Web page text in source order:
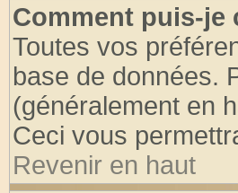
Comment puis-je
Toutes vos
base de données.
(généralement en
Ceci vous
Revenir en haut